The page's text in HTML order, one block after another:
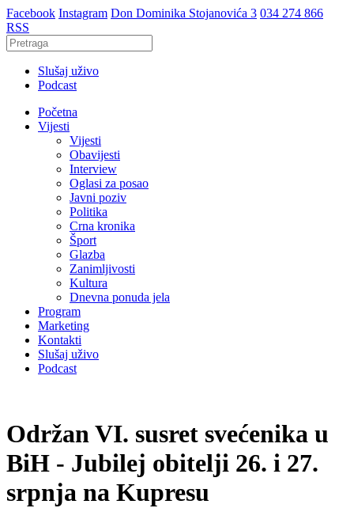
Facebook Instagram Don Dominika Stojanovića 3 034 274 866
RSS
Slušaj uživo
Podcast
Početna
Vijesti
Vijesti
Obavijesti
Interview
Oglasi za posao
Javni poziv
Politika
Crna kronika
Šport
Glazba
Zanimljivosti
Kultura
Dnevna ponuda jela
Program
Marketing
Kontakti
Slušaj uživo
Podcast
Održan VI. susret svećenika u
BiH - Jubilej obitelji 26. i 27.
srpnja na Kupresu